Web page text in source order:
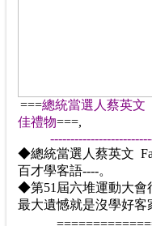
===總統當選人蔡英文
佳禮物===,
◆總統當選人蔡英文
百才學客語----。
◆第51屆六堆運動大會
最大遺憾就是沒學好客